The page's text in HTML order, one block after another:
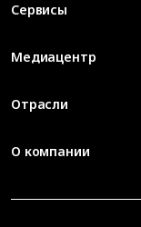
Сервисы
Медиацентр
Отрасли
О компании